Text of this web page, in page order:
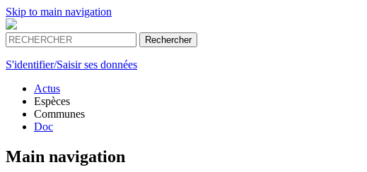
Skip to main navigation
S'identifier/Saisir ses données
Actus
Espèces
Communes
Doc
Main navigation